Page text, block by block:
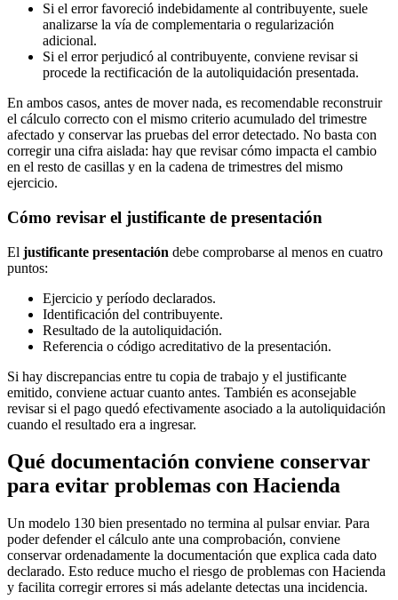
Si el error favoreció indebidamente al contribuyente, suele
analizarse la vía de complementaria o regularización
adicional.
Si el error perjudicó al contribuyente, conviene revisar si
procede la rectificación de la autoliquidación presentada.
En ambos casos, antes de mover nada, es recomendable reconstruir
el cálculo correcto con el mismo criterio acumulado del trimestre
afectado y conservar las pruebas del error detectado. No basta con
corregir una cifra aislada: hay que revisar cómo impacta el cambio
en el resto de casillas y en la cadena de trimestres del mismo
ejercicio.
Cómo revisar el justificante de presentación
El justificante presentación debe comprobarse al menos en cuatro
puntos:
Ejercicio y período declarados.
Identificación del contribuyente.
Resultado de la autoliquidación.
Referencia o código acreditativo de la presentación.
Si hay discrepancias entre tu copia de trabajo y el justificante
emitido, conviene actuar cuanto antes. También es aconsejable
revisar si el pago quedó efectivamente asociado a la autoliquidación
cuando el resultado era a ingresar.
Qué documentación conviene conservar
para evitar problemas con Hacienda
Un modelo 130 bien presentado no termina al pulsar enviar. Para
poder defender el cálculo ante una comprobación, conviene
conservar ordenadamente la documentación que explica cada dato
declarado. Esto reduce mucho el riesgo de problemas con Hacienda
y facilita corregir errores si más adelante detectas una incidencia.